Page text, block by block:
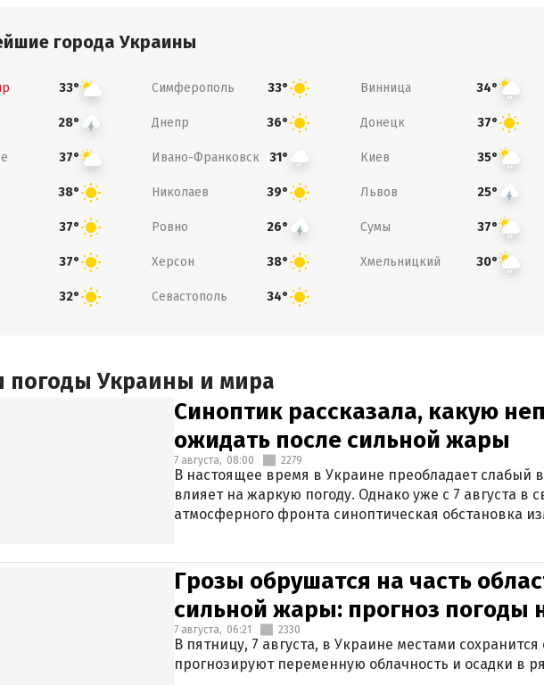
города Украины
33° Симферополь 33° Винница 34°
28° Днепр 36° Донецк 37°
37° Ивано-Франковск 31° Киев 35°
38° Николаев 39° Львов 25°
37° Ровно 26° Сумы 37°
37° Херсон 38° Хмельницкий 30°
32° Севастополь 34°
погоды Украины и мира
Синоптик рассказала, какую
ожидать после сильной жары
7 августа, 08:00 2279
В настоящее время в Украине преобладает слабый
влияет на жаркую погоду. Однако уже с 7 августа в
атмосферного фронта синоптическая обстановка
Грозы обрушатся на часть
сильной жары: прогноз погоды
7 августа, 06:21 2330
В пятницу, 7 августа, в Украине местами
прогнозируют переменную облачность и осадки в